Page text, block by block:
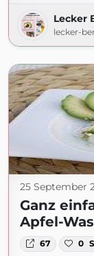
Lecker
lecker-
25 September
Ganz
Apfel-
67 0